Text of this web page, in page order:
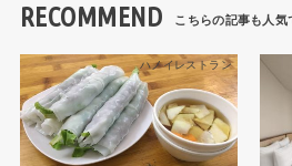
RECOMMEND
ハノイレストラン